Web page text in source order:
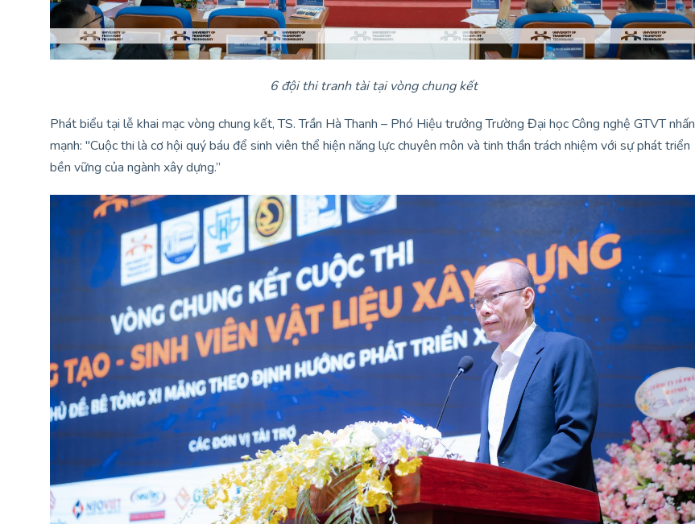
6 đội thi tranh tài tại vòng chung kết
Phát biểu tại lễ khai mạc vòng chung kết, TS. Trần Hà Thanh – Phó Hiệu trưởng Trường Đại học Công nghệ GTVT nhấn
mạnh: "Cuộc thi là cơ hội quý báu để sinh viên thể hiện năng lực chuyên môn và tinh thần trách nhiệm với sự phát triển
bền vững của ngành xây dựng.”